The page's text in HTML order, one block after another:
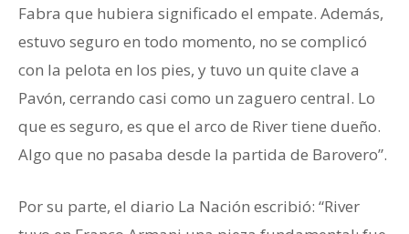
Fabra que hubiera significado el empate. Además,
estuvo seguro en todo momento, no se complicó
con la pelota en los pies, y tuvo un quite clave a
Pavón, cerrando casi como un zaguero central. Lo
que es seguro, es que el arco de River tiene dueño.
Algo que no pasaba desde la partida de Barovero”.
Por su parte, el diario La Nación escribió: “River